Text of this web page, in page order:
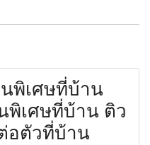
นพิเศษที่บ้าน
พิเศษที่บ้าน ติว
อตัวที่บ้าน